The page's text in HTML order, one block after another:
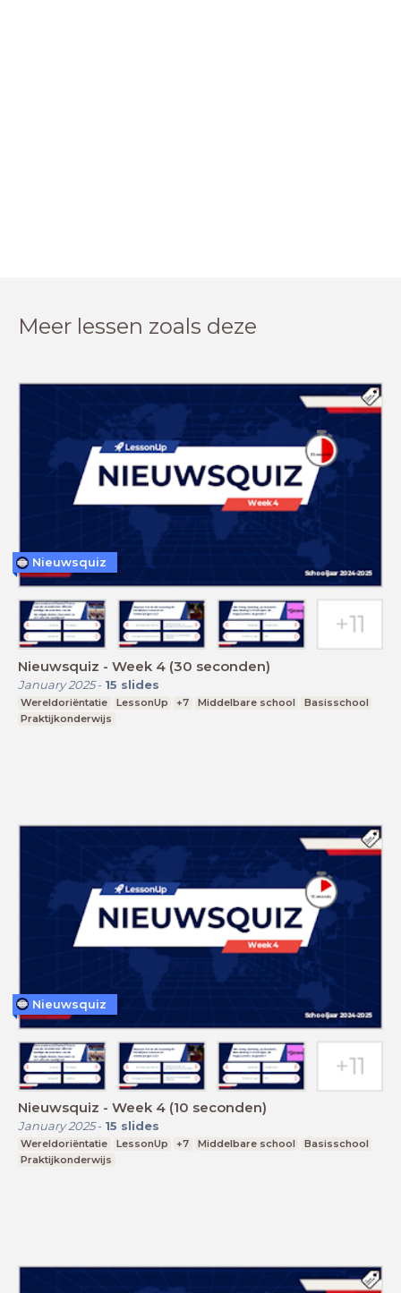
Meer lessen zoals deze
Nieuwsquiz - Week 4 (30 seconden)
January 2025- 15 slides
Wereldoriëntatie LessonUp +7 Middelbare school
Basisschool
Praktijkonderwijs
Nieuwsquiz
Nieuwsquiz - Week 4 (10 seconden)
January 2025- 15 slides
Wereldoriëntatie LessonUp +7 Middelbare school
Basisschool
Praktijkonderwijs
Nieuwsquiz